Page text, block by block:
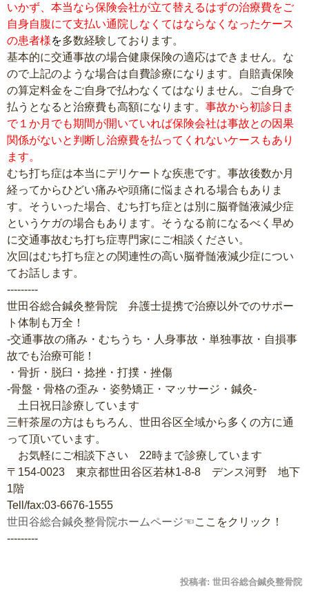
いかず、本当なら保険会社が立て替えるはずの治療費をご
自身自腹にて支払い通院しなくてはならなくなったケース
の患者様を多数経験しております。
基本的に交通事故の場合健康保険の適応はできません。な
ので上記のような場合は自費診療になります。自賠責保険
の算定料金をご自身で払わなくてはなりません。ご自身で
払うとなると治療費も高額になります。 事故から初診日ま
で１か月でも期間が開いていれば保険会社は事故との因果
関係がないと判断し治療費を払ってくれないケースもあり
ます。
むち打ち症は本当にデリケートな疾患です。事故後数か月
経ってからひどい痛みや頭痛に悩まされる場合もありま
す。そういった場合、むち打ち症とは別に脳脊髄液減少症
というケガの場合もあります。そうなる前になるべく早め
に交通事故むち打ち症専門家にご相談ください。
次回はむち打ち症との関連性の高い脳脊髄液減少症につい
てお話します。
---------
世田谷総合鍼灸整骨院 弁護士提携で治療以外でのサポー
ト体制も万全！
‐交通事故の痛み・むちうち・人身事故・単独事故・自損事
故でも治療可能！
・骨折・脱臼・捻挫・打撲・挫傷
‐骨盤・骨格の歪み・姿勢矯正・マッサージ・鍼灸‐
土日祝日診療しています
三軒茶屋の方はもちろん、世田谷区全域から多くの方に通
って頂いています。
お気軽にご相談下さい 22時まで診療しています
〒154-0023 東京都世田谷区若林1-8-8 デンス河野 地下
1階
Tell/fax:03-6676-1555
世田谷総合鍼灸整骨院ホームページ☜ここをクリック！
---------
投稿者: 世田谷総合鍼灸整骨院